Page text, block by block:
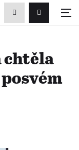
Přihlášení/
Zobrazit
vyhledávání